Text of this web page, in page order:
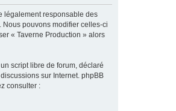
légalement responsable des
Nous pouvons modifier celles-ci
« Taverne Production » alors
script libre de forum, déclaré
sur Internet. phpBB
consulter :